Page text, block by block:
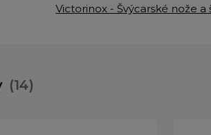
Victorinox - Švýcarské nože a
(14)